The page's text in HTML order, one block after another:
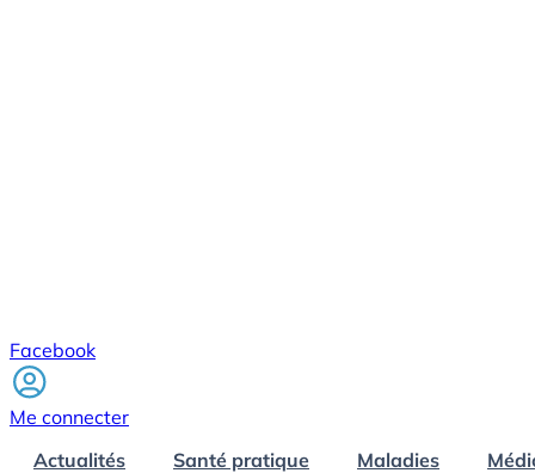
Facebook
Me connecter
Actualités
Santé pratique Maladies